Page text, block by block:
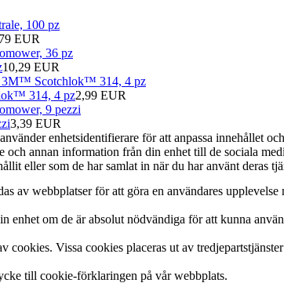
EUR
10,29 EUR
314, 4 pz2,99 EUR
3,39 EUR
enhetsidentifierare för att anpassa innehållet
och annan information från din enhet till de sociala
eller som de har samlat in när du har använt deras
av webbplatser för att göra en användares upplevelse
enhet om de är absolut nödvändiga för att kunna
cookies. Vissa cookies placeras ut av
till cookie-förklaringen på vår webbplats.